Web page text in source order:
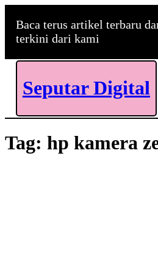
content
Baca terus artikel terbaru
terkini dari kami
Seputar Digital
Tag: hp kamera